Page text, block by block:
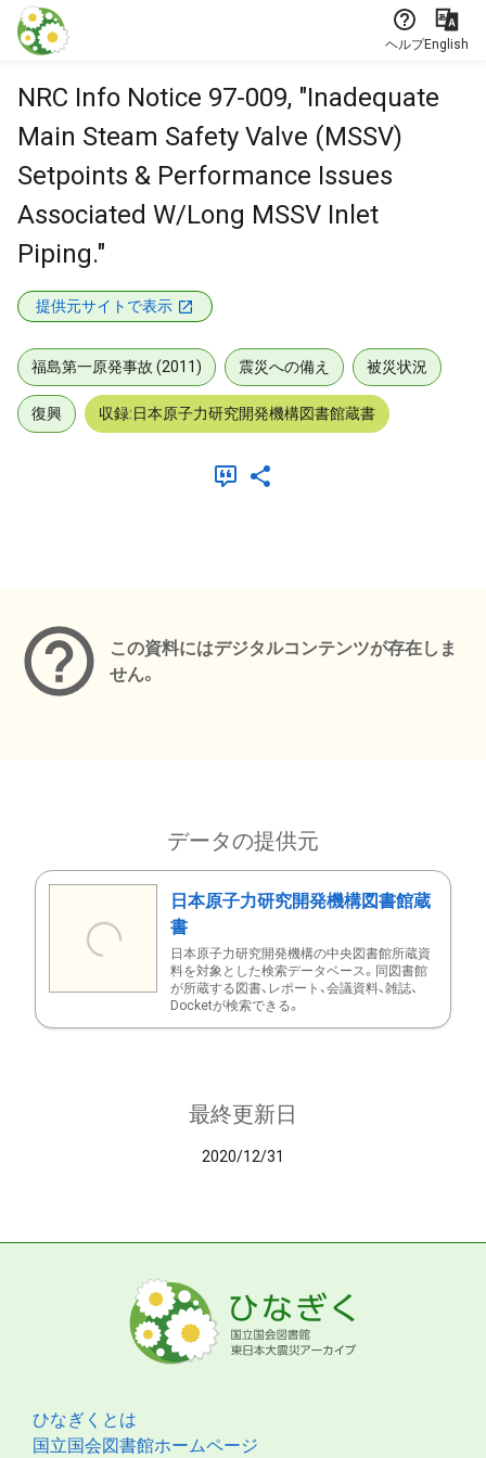
本文に飛ぶ
ヘルプEnglish
NRC Info Notice 97-009, "Inadequate
Main Steam Safety Valve (MSSV)
Setpoints & Performance Issues
Associated W/Long MSSV Inlet
Piping."
提供元サイトで表示
福島第一原発事故 (2011) 震災への備え 被災状況
復興 収録:日本原子力研究開発機構図書館蔵書
この資料にはデジタルコンテンツが存在しま
せん。
データの提供元
日本原子力研究開発機構図書館蔵
書
日本原子力研究開発機構の中央図書館所蔵資
料を対象とした検索データベース。同図書館
が所蔵する図書、レポート、会議資料、雑誌、
Docketが検索できる。
最終更新日
2020/12/31
ひなぎくとは
国立国会図書館ホームページ